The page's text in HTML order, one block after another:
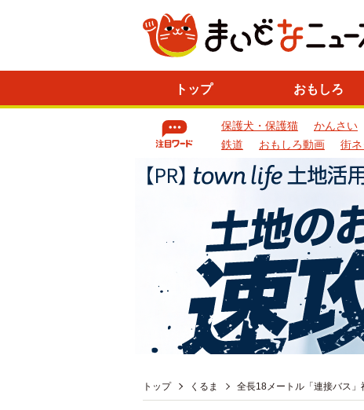
トップ おもしろ
保護犬・保護猫 かんさい
鉄道
おもしろ動画 街ネ
トップ くるま 全長18メートル「連接バス